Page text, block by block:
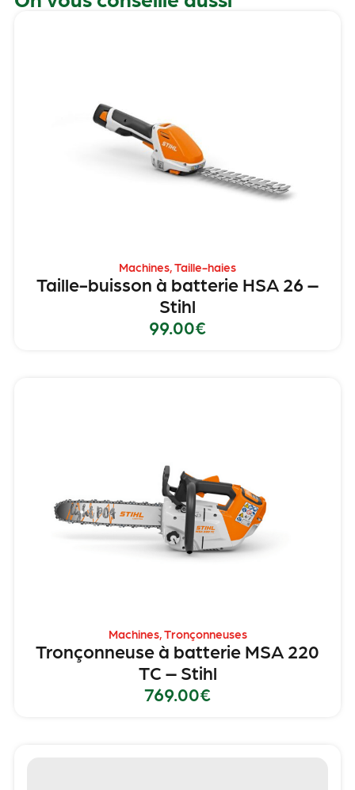
Machines,Taille-haies
Taille-buisson à batterie HSA 26 –
Stihl
99.00€
Machines,Tronçonneuses
Tronçonneuse à batterie MSA 220
TC – Stihl
769.00€